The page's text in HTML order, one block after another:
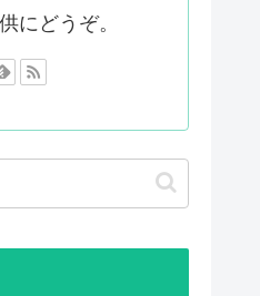
も...
...
にどうぞ。